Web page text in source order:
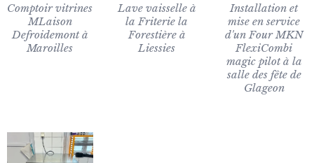
Comptoir vitrines
MLaison
Defroidemont à
Maroilles
Lave vaisselle à
la Friterie la
Forestière à
Liessies
Installation et
mise en service
d'un Four MKN
FlexiCombi
magic pilot à la
salle des fête de
Glageon